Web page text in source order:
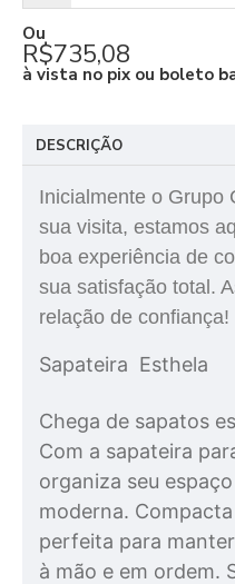
Ou
R$735,08
à vista no pix ou boleto
DESCRIÇÃO
Inicialmente o Grupo
sua visita, estamos
boa experiência de
sua satisfação total.
relação de
Sapateira Esthela
Chega de sapatos
Com a sapateira
organiza seu
moderna.
perfeita para
à mão e em ordem.